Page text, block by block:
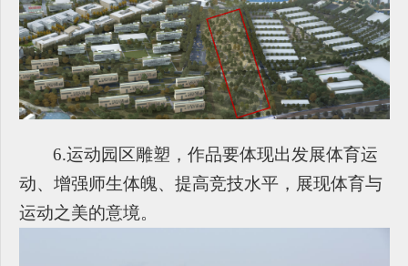
6.运动园区雕塑，作品要体现出发展体育运
动、增强师生体魄、提高竞技水平，展现体育与
运动之美的意境。